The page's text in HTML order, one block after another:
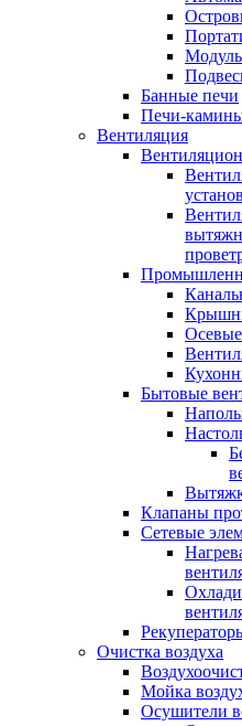
Банные печи
Печи-
Вентиляция
Бытовые
Клапаны
Сетевые
Очистка воздуха
Мойка
Осушители